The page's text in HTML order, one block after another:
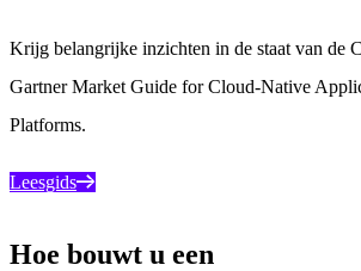
Krijg belangrijke inzichten in de staat van de
Gartner Market Guide for Cloud-Native
Platforms.
Leesgids
Hoe bouwt u een